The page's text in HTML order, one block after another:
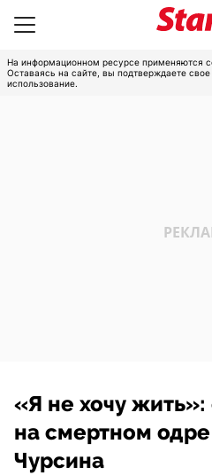
На информационном ресурсе применяются
Оставаясь на сайте, вы подтверждаете свое
использование.
«Я не хочу
на смертном
Чурсина